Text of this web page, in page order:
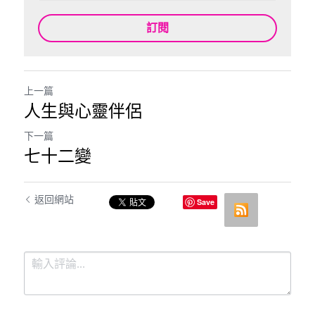
訂閱
上一篇
人生與心靈伴侶
下一篇
七十二變​
返回網站 Save